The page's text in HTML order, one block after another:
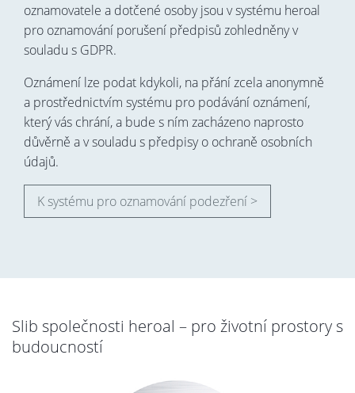
oznamovatele a dotčené osoby jsou v systému heroal
pro oznamování porušení předpisů zohledněny v
souladu s GDPR.
Oznámení lze podat kdykoli, na přání zcela anonymně
a prostřednictvím systému pro podávání oznámení,
který vás chrání, a bude s ním zacházeno naprosto
důvěrně a v souladu s předpisy o ochraně osobních
údajů.
K systému pro oznamování podezření >
Slib společnosti heroal – pro životní prostory s
budoucností